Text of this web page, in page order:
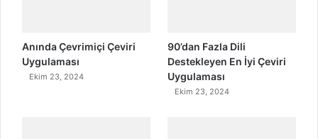
Anında Çevrimiçi Çeviri
Uygulaması
Ekim 23, 2024
90’dan Fazla Dili
Destekleyen En İyi Çeviri
Uygulaması
Ekim 23, 2024